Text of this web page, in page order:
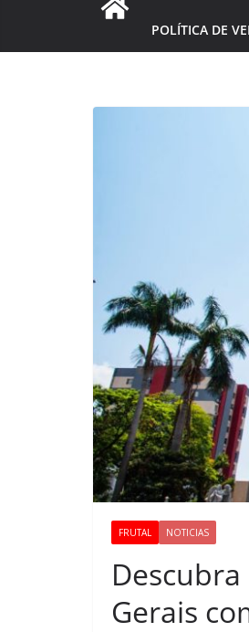
POLÍTICA DE
FRUTAL NOTICIAS
Gerais